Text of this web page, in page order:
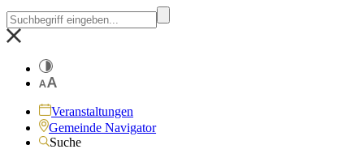
Veranstaltungen
Gemeinde Navigator
Suche